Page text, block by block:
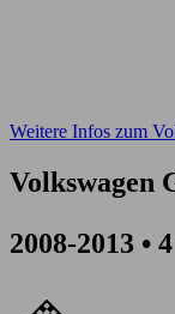
Weitere Infos zum
Volkswagen
2008-2013 •